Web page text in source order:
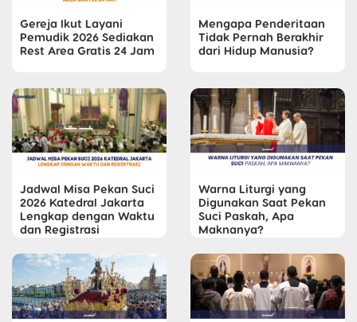
Gereja Ikut Layani
Pemudik 2026 Sediakan
Rest Area Gratis 24 Jam
Mengapa Penderitaan
Tidak Pernah Berakhir
dari Hidup Manusia?
Jadwal Misa Pekan Suci
2026 Katedral Jakarta
Lengkap dengan Waktu
dan Registrasi
Warna Liturgi yang
Digunakan Saat Pekan
Suci Paskah, Apa
Maknanya?